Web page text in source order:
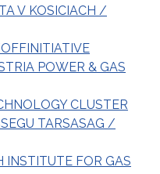
V KOSICIACH /
POWER & GAS
CLUSTER
TARSASAG /
INSTITUTE FOR GAS